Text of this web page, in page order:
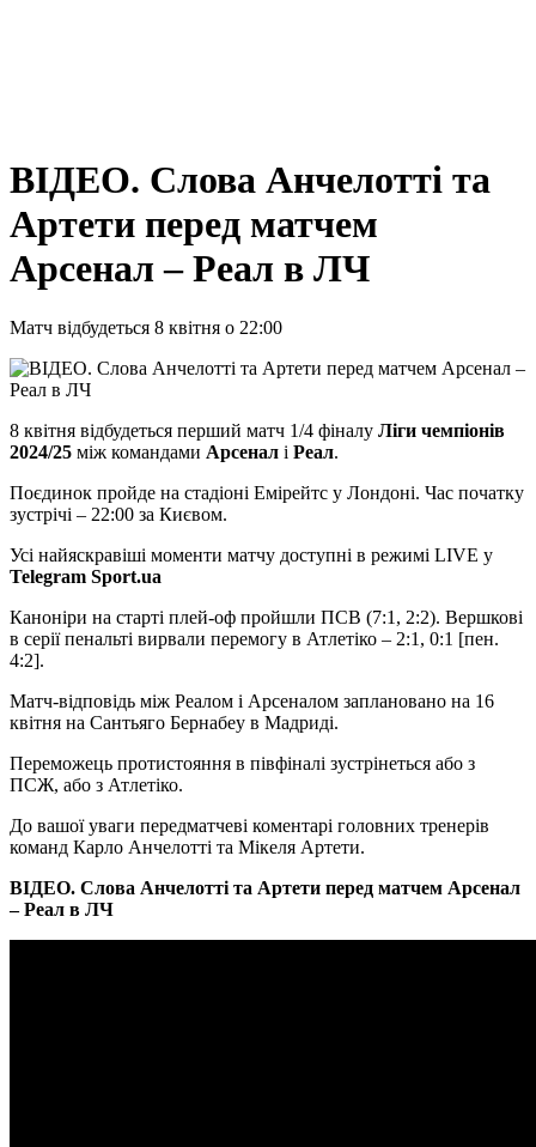
ВІДЕО. Слова Анчелотті та
Артети перед матчем
Арсенал – Реал в ЛЧ
Матч відбудеться 8 квітня о 22:00
8 квітня відбудеться перший матч 1/4 фіналу Ліги чемпіонів
2024/25 між командами Арсенал і Реал.
Поєдинок пройде на стадіоні Емірейтс у Лондоні. Час початку
зустрічі – 22:00 за Києвом.
Усі найяскравіші моменти матчу доступні в режимі LIVE у
Telegram Sport.ua
Каноніри на старті плей-оф пройшли ПСВ (7:1, 2:2). Вершкові
в серії пенальті вирвали перемогу в Атлетіко – 2:1, 0:1 [пен.
4:2].
Матч-відповідь між Реалом і Арсеналом заплановано на 16
квітня на Сантьяго Бернабеу в Мадриді.
Переможець протистояння в півфіналі зустрінеться або з
ПСЖ, або з Атлетіко.
До вашої уваги передматчеві коментарі головних тренерів
команд Карло Анчелотті та Мікеля Артети.
ВІДЕО. Слова Анчелотті та Артети перед матчем Арсенал
– Реал в ЛЧ